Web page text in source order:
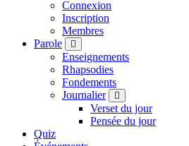
Connexion
Inscription
Membres
Parole
Enseignements
Rhapsodies
Fondements
Journalier
Verset du jour
Pensée du jour
Quiz